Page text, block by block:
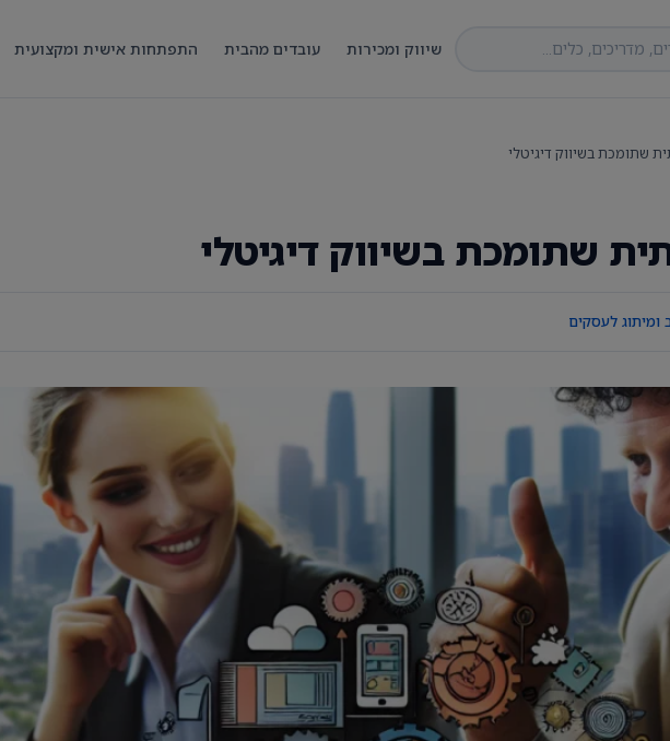
שיווק ומכירות עובדים מהבית התפתחות אישית ומקצועית
שתומכת בשיווק דיגיטלי
שתומכת בשיווק דיגיטלי
ומיתוג לעסקים